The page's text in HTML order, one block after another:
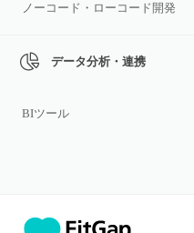
ノーコード・ローコード開発
データ分析・連携
BIツール